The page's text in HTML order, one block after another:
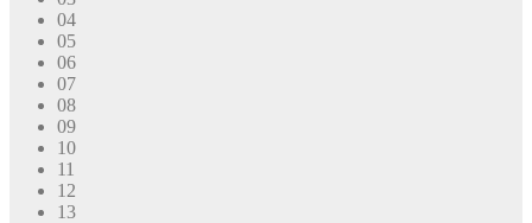
04
05
06
07
08
09
10
11
12
13